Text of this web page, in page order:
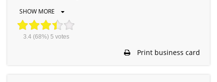
SHOW MORE
3.4(68%) 5 votes
Print business card